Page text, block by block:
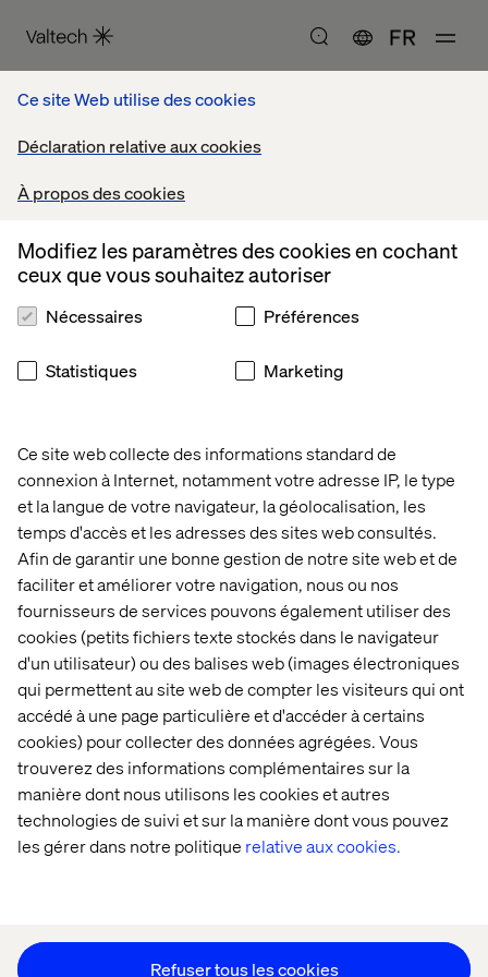
Ce site Web utilise des cookies
Déclaration relative aux cookies
À propos des cookies
Ce site web collecte des informations standard de
connexion à Internet, notamment votre adresse IP, le type
et la langue de votre navigateur, la géolocalisation, les
temps d'accès et les adresses des sites web consultés.
Afin de garantir une bonne gestion de notre site web et de
faciliter et améliorer votre navigation, nous ou nos
fournisseurs de services pouvons également utiliser des
cookies (petits fichiers texte stockés dans le navigateur
d'un utilisateur) ou des balises web (images électroniques
qui permettent au site web de compter les visiteurs qui ont
accédé à une page particulière et d'accéder à certains
cookies) pour collecter des données agrégées. Vous
trouverez des informations complémentaires sur la
manière dont nous utilisons les cookies et autres
technologies de suivi et sur la manière dont vous pouvez
les gérer dans notre politique relative aux cookies.
Modifiez les paramètres des cookies en cochant
ceux que vous souhaitez autoriser
Nécessaires Préférences
Statistiques Marketing
Refuser tous les cookies
FR
accueil livres blancs
Livres blancs
Accueil
Nos bureaux
Collaborateurs
Déclaration sur les cookies
Déclaration de confidentialité